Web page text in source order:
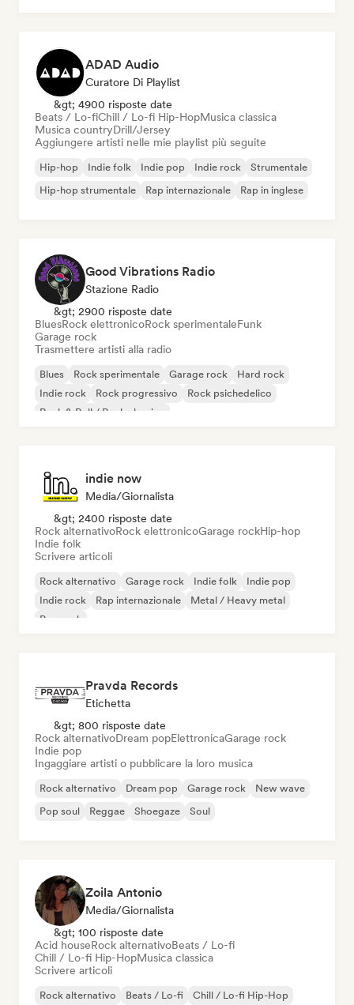
ADAD Audio
Curatore Di Playlist
&gt; 4900 risposte date
Beats / Lo-fiChill / Lo-fi Hip-HopMusica classica
Musica countryDrill/Jersey
Aggiungere artisti nelle mie playlist più seguite
Hip-hop Indie folk Indie pop Indie rock
Strumentale
Hip-hop strumentale
Rap internazionale Rap in inglese
Good Vibrations Radio
Stazione Radio
&gt; 2900 risposte date
BluesRock elettronicoRock sperimentaleFunk
Garage rock
Trasmettere artisti alla radio
Blues Rock sperimentale Garage rock
Hard rock
Indie rock
Rock progressivo
Rock psichedelico
Rock & Roll / Rock classico
indie now
Media/Giornalista
&gt; 2400 risposte date
Rock alternativoRock elettronicoGarage rockHip-hop
Indie folk
Scrivere articoli
Rock alternativo Garage rock Indie folk
Indie pop
Indie rock
Rap internazionale
Metal / Heavy metal
Pop rock
Pravda Records
Etichetta
&gt; 800 risposte date
Rock alternativoDream popElettronicaGarage rock
Indie pop
Ingaggiare artisti o pubblicare la loro musica
Rock alternativo Dream pop Garage rock
New wave
Pop soul
Reggae Shoegaze Soul
Zoila Antonio
Media/Giornalista
&gt; 100 risposte date
Acid houseRock alternativoBeats / Lo-fi
Chill / Lo-fi Hip-HopMusica classica
Scrivere articoli
Rock alternativo Beats / Lo-fi
Chill / Lo-fi Hip-Hop